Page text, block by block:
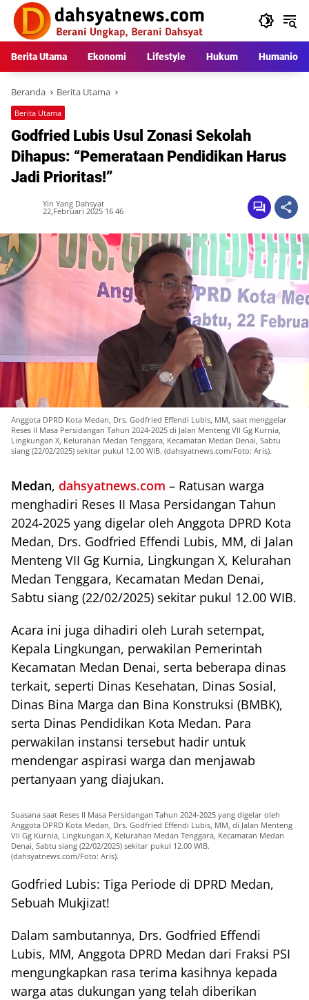
Langsung
konten
Berita Utama Ekonomi Lifestyle Hukum Humaniora
Beranda Berita Utama
Berita Utama
Godfried Lubis Usul Zonasi Sekolah
Dihapus: “Pemerataan Pendidikan Harus
Jadi Prioritas!”
Yin Yang Dahsyat
22,Februari 2025 16 46
Anggota DPRD Kota Medan, Drs. Godfried Effendi Lubis, MM, saat menggelar
Reses II Masa Persidangan Tahun 2024-2025 di Jalan Menteng VII Gg Kurnia,
Lingkungan X, Kelurahan Medan Tenggara, Kecamatan Medan Denai, Sabtu
siang (22/02/2025) sekitar pukul 12.00 WIB. (dahsyatnews.com/Foto: Aris).
Medan, dahsyatnews.com – Ratusan warga
menghadiri Reses II Masa Persidangan Tahun
2024-2025 yang digelar oleh Anggota DPRD Kota
Medan, Drs. Godfried Effendi Lubis, MM, di Jalan
Menteng VII Gg Kurnia, Lingkungan X, Kelurahan
Medan Tenggara, Kecamatan Medan Denai,
Sabtu siang (22/02/2025) sekitar pukul 12.00 WIB.
Acara ini juga dihadiri oleh Lurah setempat,
Kepala Lingkungan, perwakilan Pemerintah
Kecamatan Medan Denai, serta beberapa dinas
terkait, seperti Dinas Kesehatan, Dinas Sosial,
Dinas Bina Marga dan Bina Konstruksi (BMBK),
serta Dinas Pendidikan Kota Medan. Para
perwakilan instansi tersebut hadir untuk
mendengar aspirasi warga dan menjawab
pertanyaan yang diajukan.
Suasana saat Reses II Masa Persidangan Tahun 2024-2025 yang digelar oleh
Anggota DPRD Kota Medan, Drs. Godfried Effendi Lubis, MM, di Jalan Menteng
VII Gg Kurnia, Lingkungan X, Kelurahan Medan Tenggara, Kecamatan Medan
Denai, Sabtu siang (22/02/2025) sekitar pukul 12.00 WIB.
(dahsyatnews.com/Foto: Aris).
Godfried Lubis: Tiga Periode di DPRD Medan,
Sebuah Mukjizat!
Dalam sambutannya, Drs. Godfried Effendi
Lubis, MM, Anggota DPRD Medan dari Fraksi PSI
mengungkapkan rasa terima kasihnya kepada
warga atas dukungan yang telah diberikan